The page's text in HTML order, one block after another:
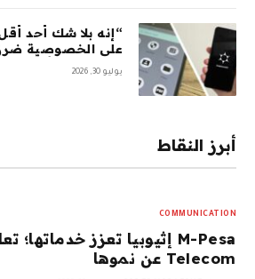
“إنه بلا شك أحد
على الخصوصية
المحمول”: أمضيت
يوليو 30, 2026
أبرز النقاط
COMMUNICATION
Telecom عن نموها